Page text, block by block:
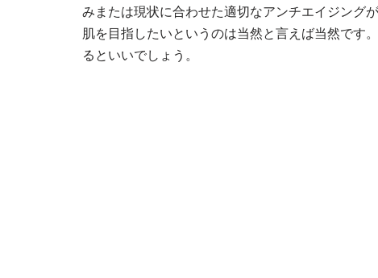
みまたは現状に合わせた適切なアンチエイジング
肌を目指したいというのは当然と言えば当然です
るといいでしょう。